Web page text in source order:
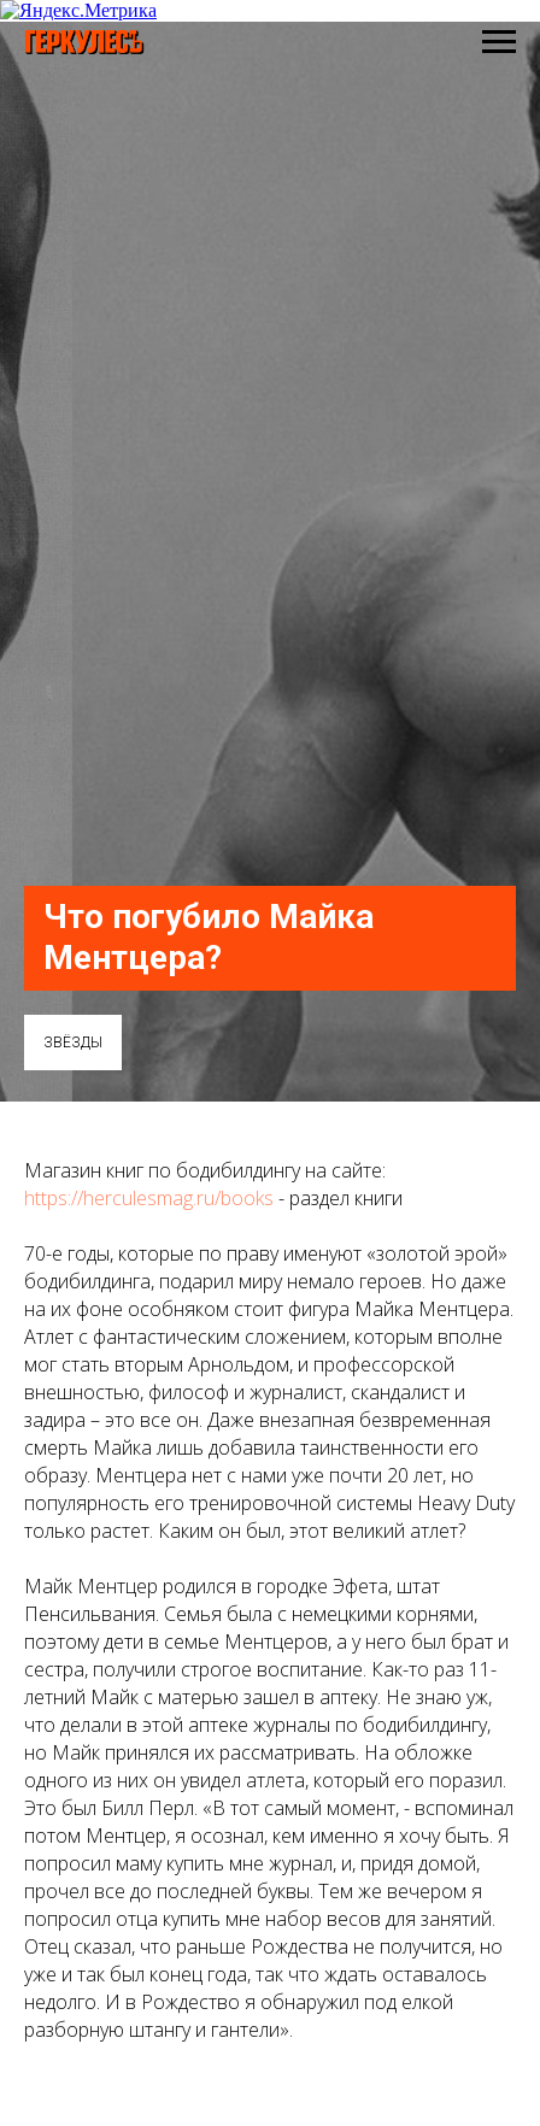
Что погубило Майка
Ментцера?
ЗВЁЗДЫ
Магазин книг по бодибилдингу на сайте:
https://herculesmag.ru/books - раздел книги
70-е годы, которые по праву именуют «золотой эрой»
бодибилдинга, подарил миру немало героев. Но даже
на их фоне особняком стоит фигура Майка Ментцера.
Атлет с фантастическим сложением, которым вполне
мог стать вторым Арнольдом, и профессорской
внешностью, философ и журналист, скандалист и
задира – это все он. Даже внезапная безвременная
смерть Майка лишь добавила таинственности его
образу. Ментцера нет с нами уже почти 20 лет, но
популярность его тренировочной системы Heavy Duty
только растет. Каким он был, этот великий атлет?
Майк Ментцер родился в городке Эфета, штат
Пенсильвания. Семья была с немецкими корнями,
поэтому дети в семье Ментцеров, а у него был брат и
сестра, получили строгое воспитание. Как-то раз 11-
летний Майк с матерью зашел в аптеку. Не знаю уж,
что делали в этой аптеке журналы по бодибилдингу,
но Майк принялся их рассматривать. На обложке
одного из них он увидел атлета, который его поразил.
Это был Билл Перл. «В тот самый момент, - вспоминал
потом Ментцер, я осознал, кем именно я хочу быть. Я
попросил маму купить мне журнал, и, придя домой,
прочел все до последней буквы. Тем же вечером я
попросил отца купить мне набор весов для занятий.
Отец сказал, что раньше Рождества не получится, но
уже и так был конец года, так что ждать оставалось
недолго. И в Рождество я обнаружил под елкой
разборную штангу и гантели».